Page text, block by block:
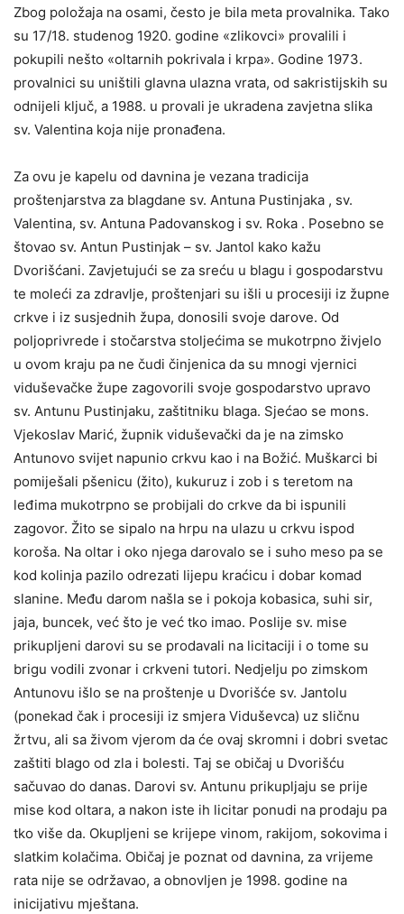
Zbog položaja na osami, često je bila meta provalnika. Tako
su 17/18. studenog 1920. godine «zlikovci» provalili i
pokupili nešto «oltarnih pokrivala i krpa». Godine 1973.
provalnici su uništili glavna ulazna vrata, od sakristijskih su
odnijeli ključ, a 1988. u provali je ukradena zavjetna slika
sv. Valentina koja nije pronađena.
Za ovu je kapelu od davnina je vezana tradicija
proštenjarstva za blagdane sv. Antuna Pustinjaka , sv.
Valentina, sv. Antuna Padovanskog i sv. Roka . Posebno se
štovao sv. Antun Pustinjak – sv. Jantol kako kažu
Dvorišćani. Zavjetujući se za sreću u blagu i gospodarstvu
te moleći za zdravlje, proštenjari su išli u procesiji iz župne
crkve i iz susjednih župa, donosili svoje darove. Od
poljoprivrede i stočarstva stoljećima se mukotrpno živjelo
u ovom kraju pa ne čudi činjenica da su mnogi vjernici
viduševačke župe zagovorili svoje gospodarstvo upravo
sv. Antunu Pustinjaku, zaštitniku blaga. Sjećao se mons.
Vjekoslav Marić, župnik viduševački da je na zimsko
Antunovo svijet napunio crkvu kao i na Božić. Muškarci bi
pomiješali pšenicu (žito), kukuruz i zob i s teretom na
leđima mukotrpno se probijali do crkve da bi ispunili
zagovor. Žito se sipalo na hrpu na ulazu u crkvu ispod
koroša. Na oltar i oko njega darovalo se i suho meso pa se
kod kolinja pazilo odrezati lijepu kraćicu i dobar komad
slanine. Među darom našla se i pokoja kobasica, suhi sir,
jaja, buncek, već što je već tko imao. Poslije sv. mise
prikupljeni darovi su se prodavali na licitaciji i o tome su
brigu vodili zvonar i crkveni tutori. Nedjelju po zimskom
Antunovu išlo se na proštenje u Dvorišće sv. Jantolu
(ponekad čak i procesiji iz smjera Viduševca) uz sličnu
žrtvu, ali sa živom vjerom da će ovaj skromni i dobri svetac
zaštiti blago od zla i bolesti. Taj se običaj u Dvorišću
sačuvao do danas. Darovi sv. Antunu prikupljaju se prije
mise kod oltara, a nakon iste ih licitar ponudi na prodaju pa
tko više da. Okupljeni se krijepe vinom, rakijom, sokovima i
slatkim kolačima. Običaj je poznat od davnina, za vrijeme
rata nije se održavao, a obnovljen je 1998. godine na
inicijativu mještana.